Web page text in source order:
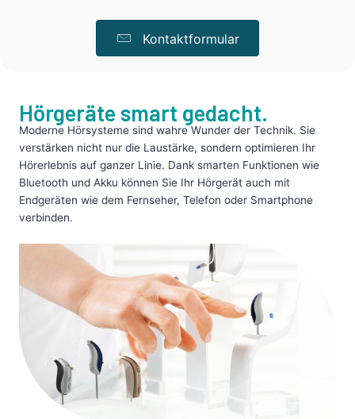
Kontaktformular
Hörgeräte smart gedacht.
Moderne Hörsysteme sind wahre Wunder der Technik. Sie
verstärken nicht nur die Laustärke, sondern optimieren Ihr
Hörerlebnis auf ganzer Linie. Dank smarten Funktionen wie
Bluetooth und Akku können Sie Ihr Hörgerät auch mit
Endgeräten wie dem Fernseher, Telefon oder Smartphone
verbinden.